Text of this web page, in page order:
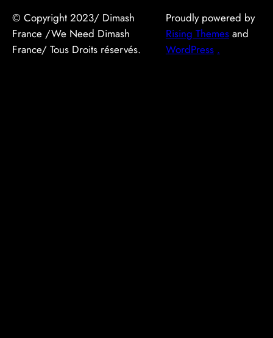
© Copyright 2023/ Dimash
France /We Need Dimash
France/ Tous Droits réservés.
Proudly powered by
Rising Themesand
WordPress .